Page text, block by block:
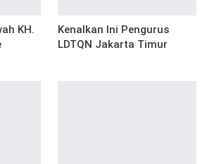
KH.
Kenalkan Ini Pengurus
LDTQN Jakarta Timur